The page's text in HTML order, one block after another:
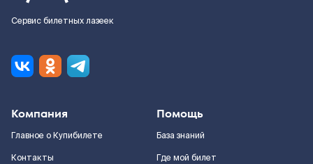
Сервис билетных лазеек
Компания
Главное о Купибилете
Контакты
Помощь
База знаний
Где мой билет